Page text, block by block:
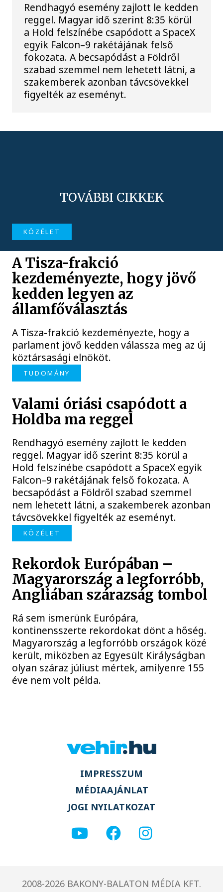
Rendhagyó esemény zajlott le kedden
reggel. Magyar idő szerint 8:35 körül
a Hold felszínébe csapódott a SpaceX
egyik Falcon–9 rakétájának felső
fokozata. A becsapódást a Földről
szabad szemmel nem lehetett látni, a
szakemberek azonban távcsövekkel
figyelték az eseményt.
TOVÁBBI CIKKEK
KÖZÉLET
A Tisza-frakció
kezdeményezte, hogy jövő
kedden legyen az
államfőválasztás
A Tisza-frakció kezdeményezte, hogy a
parlament jövő kedden válassza meg az új
köztársasági elnököt.
TUDOMÁNY
Valami óriási csapódott a
Holdba ma reggel
Rendhagyó esemény zajlott le kedden
reggel. Magyar idő szerint 8:35 körül a
Hold felszínébe csapódott a SpaceX egyik
Falcon–9 rakétájának felső fokozata. A
becsapódást a Földről szabad szemmel
nem lehetett látni, a szakemberek azonban
távcsövekkel figyelték az eseményt.
KÖZÉLET
Rekordok Európában –
Magyarország a legforróbb,
Angliában szárazság tombol
Rá sem ismerünk Európára,
kontinensszerte rekordokat dönt a hőség.
Magyarország a legforróbb országok közé
került, miközben az Egyesült Királyságban
olyan száraz júliust mértek, amilyenre 155
éve nem volt példa.
IMPRESSZUM
MÉDIAAJÁNLAT
JOGI NYILATKOZAT
2008-2026 BAKONY-BALATON MÉDIA KFT.